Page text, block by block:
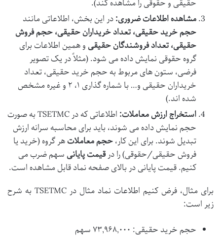
حقیقی و حقوقی را مشاهده کند).
مشاهده اطلاعات ضروری:در این بخش، اطلاعاتی مانند
حجم خرید حقیقی، تعداد خریداران حقیقی، حجم فروش
حقیقی، تعداد فروشندگان حقیقی و همین اطلاعات برای
گروه حقوقی نمایش داده می شود. (مثلاً در یک تصویر
فرضی، ستون های مربوط به حجم خرید حقیقی، تعداد
خریداران حقیقی و… با شماره گذاری ۱، ۲ و غیره مشخص
شده اند.)
استخراج ارزش معاملات:
اطلاعاتی که در TSETMC به صورت
حجم نمایش داده می شوند، باید برای محاسبه سرانه ارزش
تبدیل شوند. برای این کار،حجم معاملاتهر گروه (خرید یا
فروش حقیقی/حقوقی) را در قیمت پایانی سهم ضرب می
کنیم. قیمت پایانی در بالای صفحه نماد قابل مشاهده است.
برای مثال، فرض کنیم اطلاعات نماد مثال در TSETMC به شرح
زیر است:
حجم خرید حقیقی: ۷۳,۹۶۸,۰۰۰ سهم